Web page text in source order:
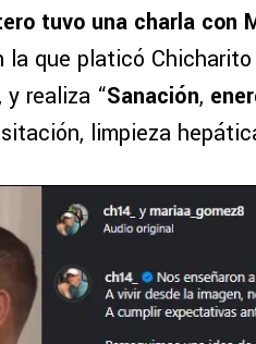
tuvo una charla con
la que platicó
y realiza “Sanación,
limpieza